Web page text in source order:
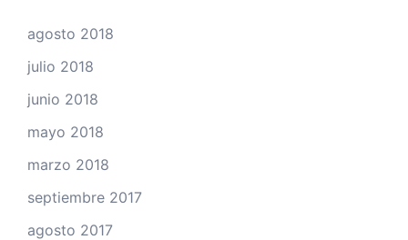
agosto 2018
julio 2018
junio 2018
mayo 2018
marzo 2018
septiembre 2017
agosto 2017